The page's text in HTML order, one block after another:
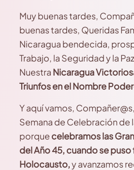
Muy buenas tardes,
buenas tardes, Queridas
Nicaragua bendecida,
Trabajo, la Seguridad y la
Nuestra Nicaragua
Triunfos en el Nombre
Y aquí vamos,
Semana de Celebración de
porque celebramos las
del Año 45, cuando se puso
Holocausto,y avanzamos